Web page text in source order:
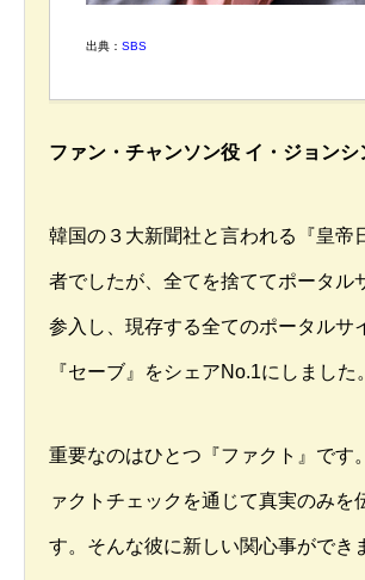
出典： SBS
ファン・チャンソン役 イ・ジョンシ
韓国の３大新聞社と言われる『皇帝
者でしたが、全てを捨ててポータル
参入し、現存する全てのポータルサ
『セーブ』をシェアNo.1にしました。
重要なのはひとつ『ファクト』です
ァクトチェックを通じて真実のみを
す。そんな彼に新しい関心事ができ